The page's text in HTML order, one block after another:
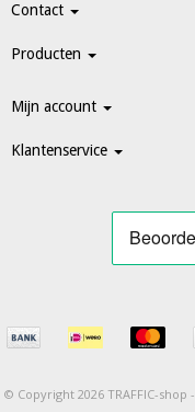
Contact
Producten
Mijn account
Klantenservice
© Copyright 2026 TRAFFIC-shop -